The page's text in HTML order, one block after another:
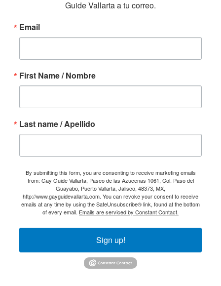
Guide Vallarta a tu correo.
Email
First Name / Nombre
Last name / Apellido
By submitting this form, you are consenting to receive marketing emails
from: Gay Guide Vallarta, Paseo de las Azucenas 1061, Col. Paso del
Guayabo, Puerto Vallarta, Jalisco, 48373, MX,
http://www.gayguidevallarta.com. You can revoke your consent to receive
emails at any time by using the SafeUnsubscribe® link, found at the bottom
of every email. Emails are serviced by Constant Contact.
Sign up!